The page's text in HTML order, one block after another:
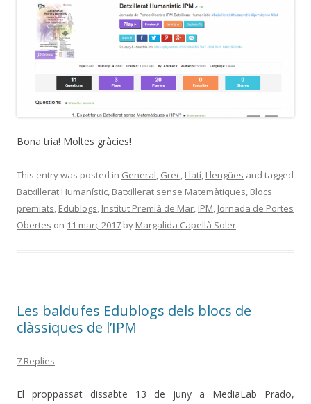
Bona tria! Moltes gràcies!
This entry was posted in General Grec Llatí Llengües and tagged
Batxillerat Humanístic Batxillerat sense Matemàtiques Blocs
premiats Edublogs Institut Premià de Mar IPM Jornada de Portes
Obertes on 11 març 2017 by Margalida Capellà Soler.
Les baldufes Edublogs dels blocs de
clàssiques de l’IPM
7 Replies
El proppassat dissabte 13 de juny a MediaLab Prado,